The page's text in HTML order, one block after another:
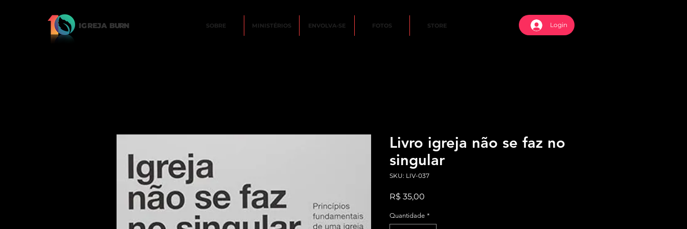
IGREJA BURN SOBRE MINISTÉRIOS ENVOLVA-SE FOTOS STORE Login
Livro igreja não se faz no
singular
SKU: LIV-037
R$ 35,00
Quantidade *